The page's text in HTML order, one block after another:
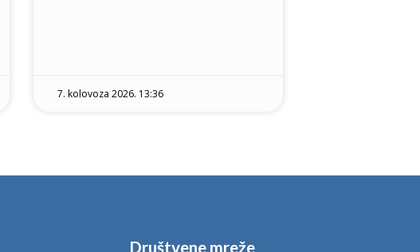
7. kolovoza 2026. 13:36
Društvene mreže